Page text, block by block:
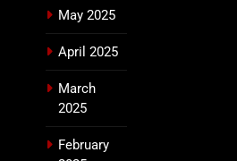
May 2025
April 2025
March
2025
February